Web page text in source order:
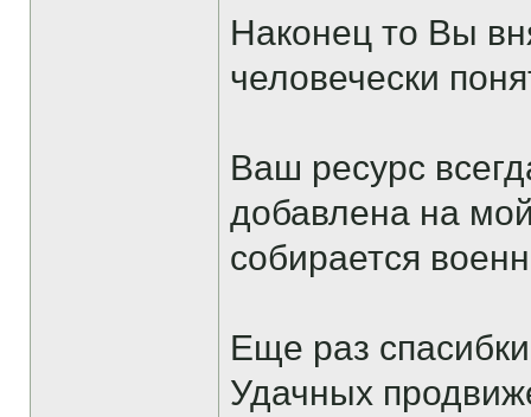
Наконец то Вы
человечески
Ваш ресурс
добавлена на
собирается
Еще раз
Удачных